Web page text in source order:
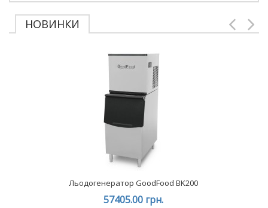
НОВИНКИ
Льодогенератор GoodFood BK200
57405.00 грн.